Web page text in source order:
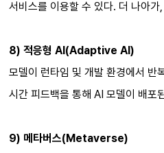
서비스를 이용할 수 있다. 더 나아
8) 적응형 AI(Adaptive AI)
모델이 런타임 및 개발 환경에서 반
시간 피드백을 통해 AI 모델이 배포
9) 메타버스(Metaverse)